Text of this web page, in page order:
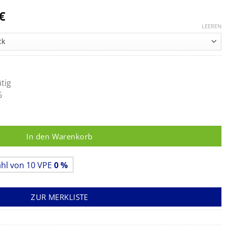
Preisspanne:
269,00 €
LEEREN
In den Warenkorb
von 10 VPE 0 %
ZUR MERKLISTE